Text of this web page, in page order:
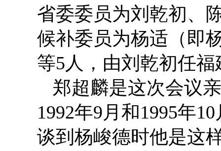
省委委员为刘乾初、
候补委员为杨适（即
等5人，由刘乾初任
郑超麟是这次会议
1992年9月和1995年
谈到杨峻德时他是这